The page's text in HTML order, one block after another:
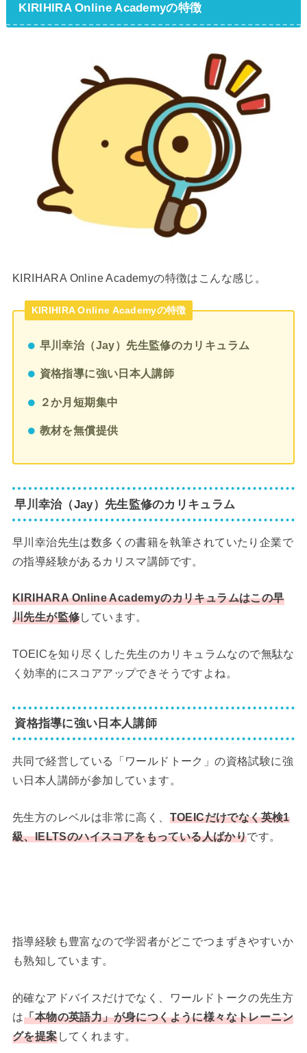
KIRIHIRA Online Academyの特徴
KIRIHARA Online Academyの特徴はこんな感じ。
KIRIHIRA Online Academyの特徴
早川幸治（Jay）先生監修のカリキュラム
資格指導に強い日本人講師
２か月短期集中
教材を無償提供
早川幸治（Jay）先生監修のカリキュラム
早川幸治先生は数多くの書籍を執筆されていたり企業で
の指導経験があるカリスマ講師です。
KIRIHARA Online Academyのカリキュラムはこの早
川先生が監修しています。
TOEICを知り尽くした先生のカリキュラムなので無駄な
く効率的にスコアアップできそうですよね。
資格指導に強い日本人講師
共同で経営している「ワールドトーク」の資格試験に強
い日本人講師が参加しています。
先生方のレベルは非常に高く、 TOEICだけでなく英検1
級、IELTSのハイスコアをもっている人ばかりです。
指導経験も豊富なので学習者がどこでつまずきやすいか
も熟知しています。
的確なアドバイスだけでなく、ワールドトークの先生方
は「本物の英語力」が身につくように様々なトレーニン
グを提案してくれます。